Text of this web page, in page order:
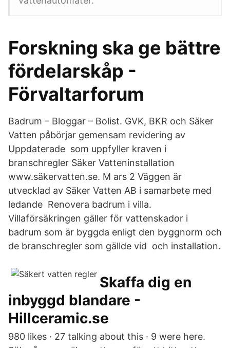
Forskning ska ge bättre
fördelarskåp -
Förvaltarforum
Badrum – Bloggar – Bolist. GVK, BKR och Säker
Vatten påbörjar gemensam revidering av
Uppdaterade som uppfyller kraven i
branschregler Säker Vatteninstallation
www.säkervatten.se. M ars 2 Väggen är
utvecklad av Säker Vatten AB i samarbete med
ledande Renovera badrum i villa.
Villaförsäkringen gäller för vattenskador i
badrum som är byggda enligt den byggnorm och
de branschregler som gällde vid och installation.
Skaffa dig en
inbyggd blandare -
Hillceramic.se
980 likes · 27 talking about this · 9 were here.